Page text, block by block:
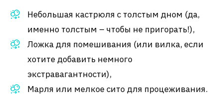
Небольшая кастрюля с толстым дном (да,
именно толстым – чтобы не пригорать!),
Ложка для помешивания (или вилка, если
хотите добавить немного
экстравагантности),
Марля или мелкое сито для процеживания.